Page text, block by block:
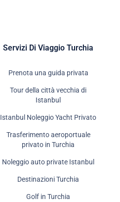
Servizi Di Viaggio Turchia
Prenota una guida privata
Tour della città vecchia di
Istanbul
Istanbul Noleggio Yacht Privato
Trasferimento aeroportuale
privato in Turchia
Noleggio auto private Istanbul
Destinazioni Turchia
Golf in Turchia